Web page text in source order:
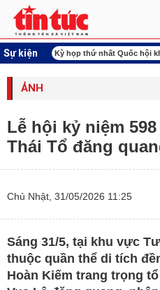
Sự kiện
Cup 2026 Kỳ họp thứ nhất Quốc hội
ẢNH
Lễ hội kỷ niệm
Thái Tổ đăng
Chủ Nhật, 31/05/2026 11:25
Sáng 31/5, tại khu vực
thuộc quần thể di tích
Hoàn Kiếm trang trọng